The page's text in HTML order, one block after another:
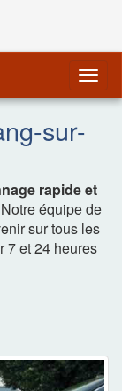
sur-
rapide et
équipe de
sur tous les
7 et 24 heures